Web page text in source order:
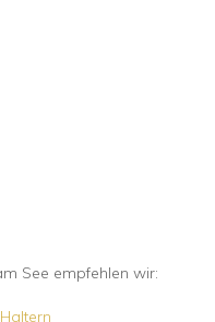
See empfehlen wir: